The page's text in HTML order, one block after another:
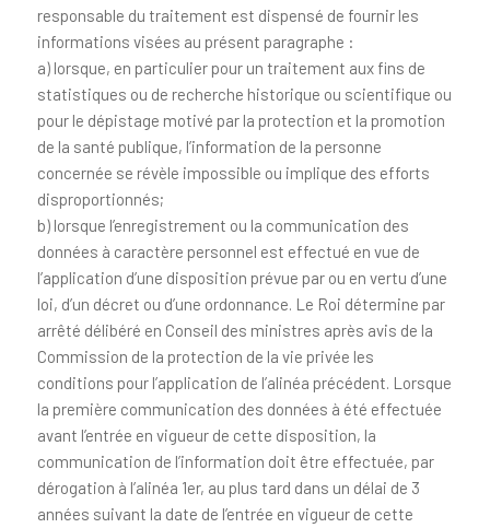
responsable du traitement est dispensé de fournir les
informations visées au présent paragraphe :
a) lorsque, en particulier pour un traitement aux fins de
statistiques ou de recherche historique ou scientifique ou
pour le dépistage motivé par la protection et la promotion
de la santé publique, l’information de la personne
concernée se révèle impossible ou implique des efforts
disproportionnés;
b) lorsque l’enregistrement ou la communication des
données à caractère personnel est effectué en vue de
l’application d’une disposition prévue par ou en vertu d’une
loi, d’un décret ou d’une ordonnance. Le Roi détermine par
arrêté délibéré en Conseil des ministres après avis de la
Commission de la protection de la vie privée les
conditions pour l’application de l’alinéa précédent. Lorsque
la première communication des données à été effectuée
avant l’entrée en vigueur de cette disposition, la
communication de l’information doit être effectuée, par
dérogation à l’alinéa 1er, au plus tard dans un délai de 3
années suivant la date de l’entrée en vigueur de cette